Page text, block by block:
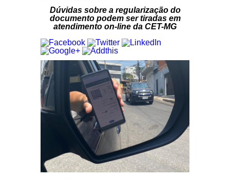
Dúvidas sobre a regularização do
documento podem ser tiradas em
atendimento on-line da CET-MG